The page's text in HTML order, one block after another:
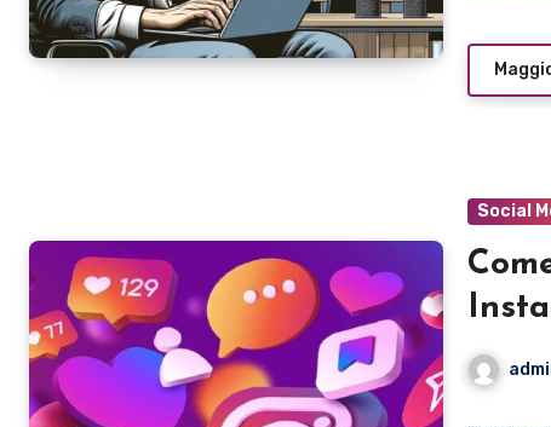
Social